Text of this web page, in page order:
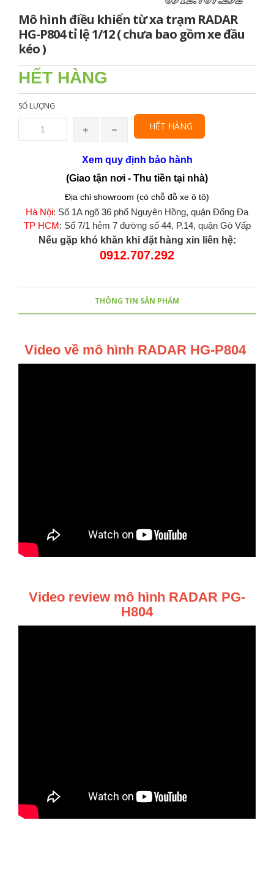
Mô hình điều khiển từ xa trạm RADAR
HG-P804 tỉ lệ 1/12 ( chưa bao gồm xe đầu
kéo )
HẾT HÀNG
SỐ LƯỢNG
HẾT HÀNG
Xem quy định bảo hành
(Giao tận nơi - Thu tiền tại nhà)
Địa chỉ showroom (có chỗ đỗ xe ô tô)
Hà Nội: Số 1A ngõ 36 phố Nguyên Hồng, quận Đống Đa
TP HCM : Số 7/1 hẻm 7 đường số 44, P.14, quận Gò Vấp
Nếu gặp khó khăn khi đặt hàng xin liên hệ:
0912.707.292
THÔNG TIN SẢN PHẨM
Video về mô hình RADAR HG-P804
Video review mô hình RADAR PG-
H804